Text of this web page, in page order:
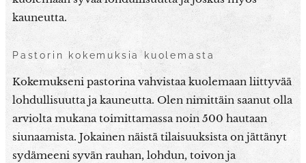
kauneutta.
Pastorin kokemuksia kuolemasta
Kokemukseni pastorina vahvistaa kuolemaan liittyvää
lohdullisuutta ja kauneutta. Olen nimittäin saanut olla
arviolta mukana toimittamassa noin 500 hautaan
siunaamista. Jokainen näistä tilaisuuksista on jättänyt
sydämeeni syvän rauhan, lohdun, toivon ja